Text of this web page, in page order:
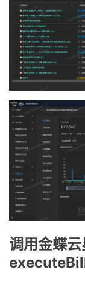
调用金蝶